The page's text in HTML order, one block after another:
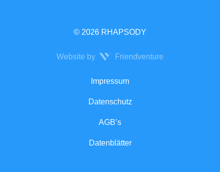
© 2026 RHAPSODY
Website by Friendventure
Impressum
Datenschutz
AGB’s
Datenblätter